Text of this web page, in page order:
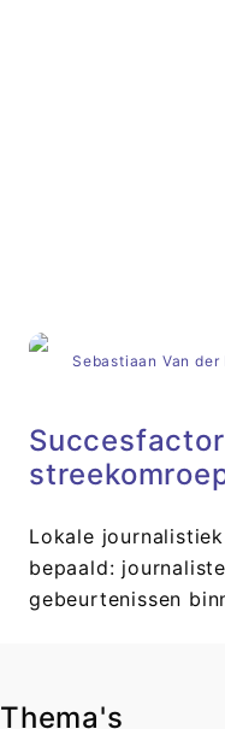
Sebastiaan Van der
Lokale
bepaald:
gebeurtenissen
Thema's